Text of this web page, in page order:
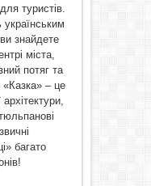
туристів.
знайдете
міста,
потяг та
«Казка» – це
багато